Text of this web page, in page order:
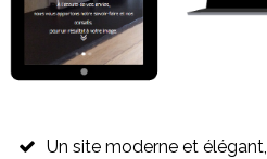
Un site moderne et élégant,